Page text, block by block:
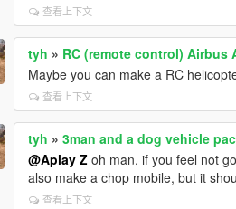
查看上下文
tyh » RC (remote control) Airbus
Maybe you can make a RC
查看上下文
tyh »3man and a dog vehicle
@Aplay Z oh man, if you feel not
also make a chop mobile, but it
查看上下文